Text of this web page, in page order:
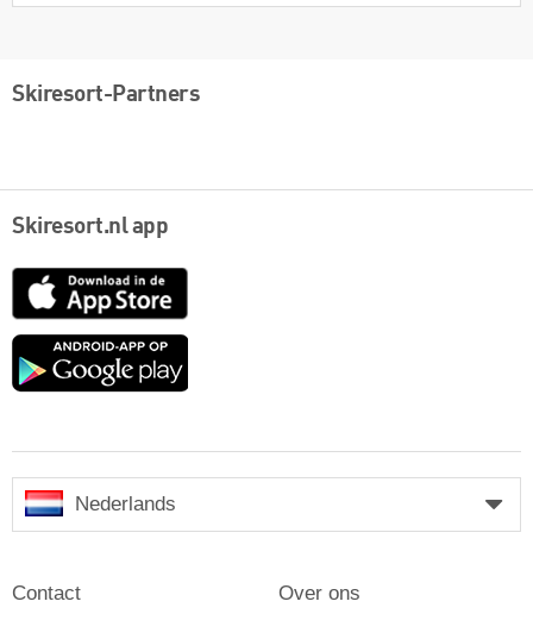
Skiresort-Partners
Skiresort.nl app
App
Google
Nederlands
Contact Over ons